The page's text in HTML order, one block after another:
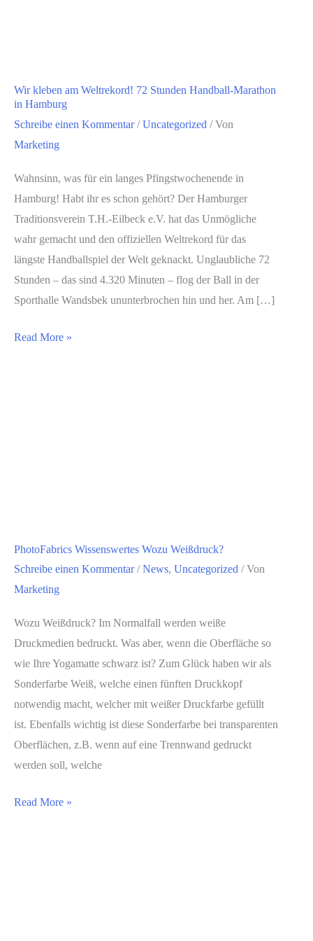
Wir kleben am Weltrekord! 72 Stunden Handball-Marathon
in Hamburg
Schreibe einen Kommentar /Uncategorized / Von
Marketing
Wahnsinn, was für ein langes Pfingstwochenende in
Hamburg! Habt ihr es schon gehört? Der Hamburger
Traditionsverein T.H.-Eilbeck e.V. hat das Unmögliche
wahr gemacht und den offiziellen Weltrekord für das
längste Handballspiel der Welt geknackt. Unglaubliche 72
Stunden – das sind 4.320 Minuten – flog der Ball in der
Sporthalle Wandsbek ununterbrochen hin und her. Am […]
Wir
Read More »
PhotoFabrics Wissenswertes Wozu Weißdruck?
Schreibe einen Kommentar /News, Uncategorized / Von
Marketing
Wozu Weißdruck? Im Normalfall werden weiße
Druckmedien bedruckt. Was aber, wenn die Oberfläche so
wie Ihre Yogamatte schwarz ist? Zum Glück haben wir als
Sonderfarbe Weiß, welche einen fünften Druckkopf
notwendig macht, welcher mit weißer Druckfarbe gefüllt
ist. Ebenfalls wichtig ist diese Sonderfarbe bei transparenten
Oberflächen, z.B. wenn auf eine Trennwand gedruckt
werden soll, welche
PhotoFabrics
Read More »